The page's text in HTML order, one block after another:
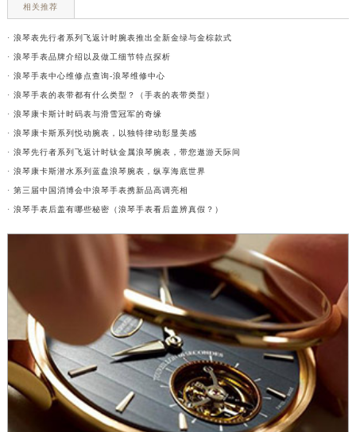
相关推荐
· 浪琴表先行者系列飞返计时腕表推出全新金绿与金棕款式
· 浪琴手表品牌介绍以及做工细节特点探析
· 浪琴手表中心维修点查询-浪琴维修中心
· 浪琴手表的表带都有什么类型？（手表的表带类型）
· 浪琴康卡斯计时码表与滑雪冠军的奇缘
· 浪琴康卡斯系列悦动腕表，以独特律动彰显美感
· 浪琴先行者系列飞返计时钛金属浪琴腕表，带您遨游天际间
· 浪琴康卡斯潜水系列蓝盘浪琴腕表，纵享海底世界
· 第三届中国消博会中浪琴手表携新品高调亮相
· 浪琴手表后盖有哪些秘密（浪琴手表看后盖辨真假？）